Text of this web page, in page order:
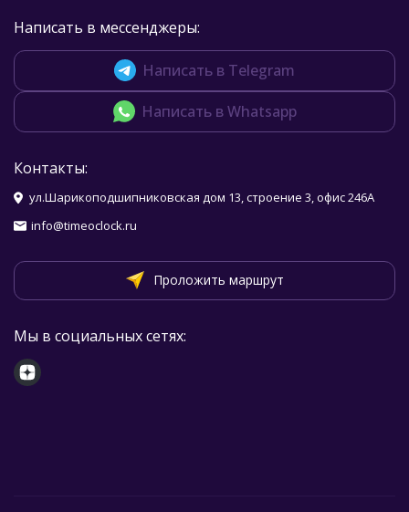
Написать в мессенджеры:
Написать в Telegram
Написать в Whatsapp
Контакты:
ул.Шарикоподшипниковская дом 13, строение 3, офис 246А
info@timeoclock.ru
Проложить маршрут
Мы в социальных сетях: